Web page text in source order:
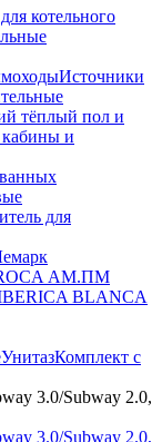
котельного
Источники
тёплый пол и
и
для
АМ.ПМ
BLANCA
УнитазКомплект с
3.0/Subway 2.0,